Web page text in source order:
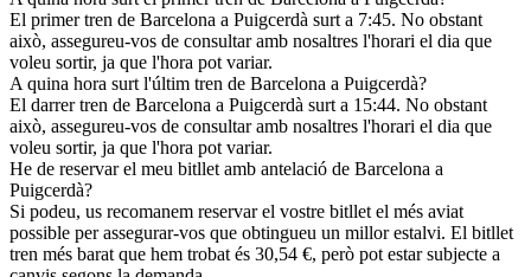
El primer tren de Barcelona a Puigcerdà surt a 7:45. No obstant
això, assegureu-vos de consultar amb nosaltres l'horari el dia que
voleu sortir, ja que l'hora pot variar.
A quina hora surt l'últim tren de Barcelona a Puigcerdà?
El darrer tren de Barcelona a Puigcerdà surt a 15:44. No obstant
això, assegureu-vos de consultar amb nosaltres l'horari el dia que
voleu sortir, ja que l'hora pot variar.
He de reservar el meu bitllet amb antelació de Barcelona a
Puigcerdà?
Si podeu, us recomanem reservar el vostre bitllet el més aviat
possible per assegurar-vos que obtingueu un millor estalvi. El bitllet
tren més barat que hem trobat és 30,54 €, però pot estar subjecte a